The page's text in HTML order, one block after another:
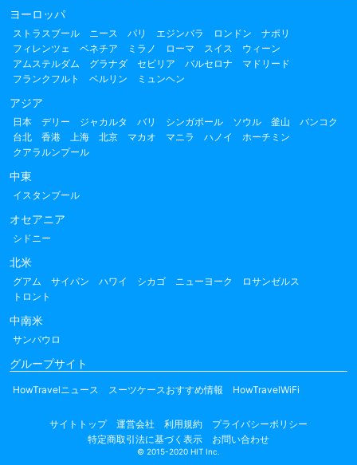
ヨーロッパ
ストラスブール ニース パリ エジンバラ ロンドン
ナポリ
フィレンツェ
ベネチア ミラノ ローマ スイス
ウィーン
アムステルダム
グラナダ セビリア バルセロナ
マドリード
フランクフルト
ベルリン ミュンヘン
アジア
日本 デリー ジャカルタ バリ シンガポール ソウル 釜山
バンコク
台北
香港 上海 北京 マカオ マニラ ハノイ
ホーチミン
クアラルンプール
中東
イスタンブール
オセアニア
シドニー
北米
グアム サイパン ハワイ シカゴ ニューヨーク
ロサンゼルス
トロント
中南米
サンパウロ
グループサイト
HowTravelニュース スーツケースおすすめ情報 HowTravelWiFi
サイトトップ 運営会社 利用規約
プライバシーポリシー
特定商取引法に基づく表示
お問い合わせ
© 2015-2020 HIT Inc.